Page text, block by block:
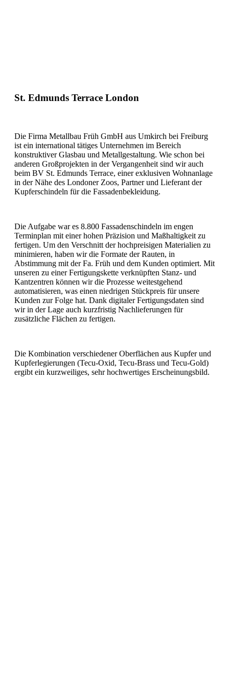
St. Edmunds Terrace London
Die Firma Metallbau Früh GmbH aus Umkirch bei Freiburg
ist ein international tätiges Unternehmen im Bereich
konstruktiver Glasbau und Metallgestaltung. Wie schon bei
anderen Großprojekten in der Vergangenheit sind wir auch
beim BV St. Edmunds Terrace, einer exklusiven Wohnanlage
in der Nähe des Londoner Zoos, Partner und Lieferant der
Kupferschindeln für die Fassadenbekleidung.
Die Aufgabe war es 8.800 Fassadenschindeln im engen
Terminplan mit einer hohen Präzision und Maßhaltigkeit zu
fertigen. Um den Verschnitt der hochpreisigen Materialien zu
minimieren, haben wir die Formate der Rauten, in
Abstimmung mit der Fa. Früh und dem Kunden optimiert. Mit
unseren zu einer Fertigungskette verknüpften Stanz- und
Kantzentren können wir die Prozesse weitestgehend
automatisieren, was einen niedrigen Stückpreis für unsere
Kunden zur Folge hat. Dank digitaler Fertigungsdaten sind
wir in der Lage auch kurzfristig Nachlieferungen für
zusätzliche Flächen zu fertigen.
Die Kombination verschiedener Oberflächen aus Kupfer und
Kupferlegierungen (Tecu-Oxid, Tecu-Brass und Tecu-Gold)
ergibt ein kurzweiliges, sehr hochwertiges Erscheinungsbild.